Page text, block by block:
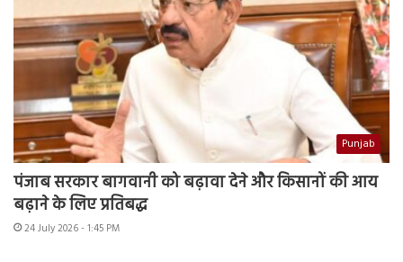
Punjab
पंजाब सरकार बागवानी को बढ़ावा देने और किसानों की आय
बढ़ाने के लिए प्रतिबद्ध
24 July 2026 - 1:45 PM